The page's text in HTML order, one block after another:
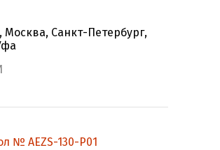
Москва, Санкт-Петербург,
№ AEZS-130-P01